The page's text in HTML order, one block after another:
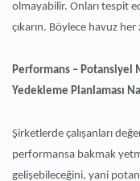
olmayabilir. Onları tespit
çıkarın. Böylece havuz her
Performans – Potansiyel
Yedekleme Planlaması
Şirketlerde çalışanları
performansa bakmak
gelişebileceğini, yani